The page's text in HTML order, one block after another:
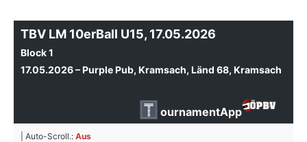
TBV LM 10erBall U15, 17.05.2026
Block 1
17.05.2026 – Purple Pub, Kramsach, Länd 68, Kramsach
ournamentApp
| Auto-Scroll.: Aus